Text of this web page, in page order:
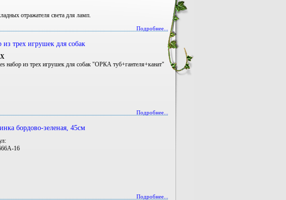
отражателя света для ламп.
Подробнее...
из трех игрушек для собак
набор из трех игрушек для собак "ОРКА туб+гантеля+канат"
Подробнее...
бордово-зеленая, 45см
16
Подробнее...